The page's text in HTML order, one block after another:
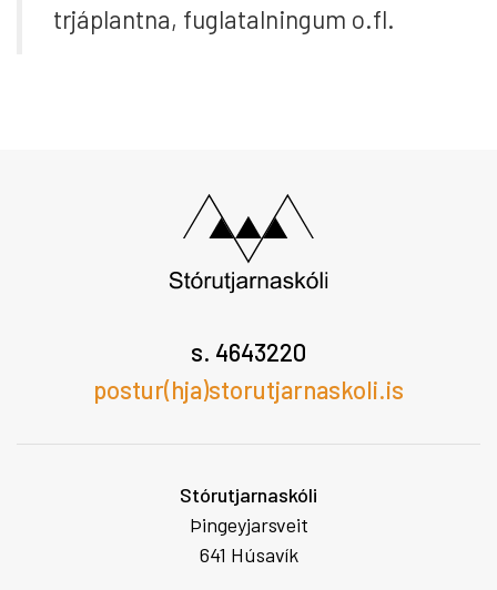
trjáplantna, fuglatalningum o.fl.
s. 4643220
postur(hja)storutjarnaskoli.is
Stórutjarnaskóli
Þingeyjarsveit
641 Húsavík